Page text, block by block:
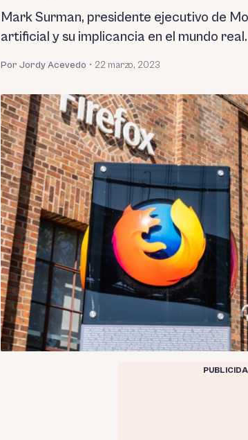
Mark Surman, presidente ejecutivo de
artificial y su implicancia en el mundo real.
Por Jordy Acevedo • 22 marzo, 2023